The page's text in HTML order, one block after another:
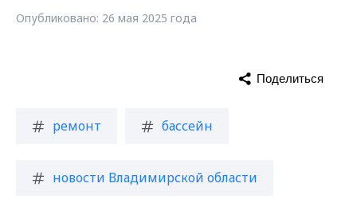
Опубликовано: 26 мая 2025 года
ремонт бассейн
новости Владимирской области
Поделиться